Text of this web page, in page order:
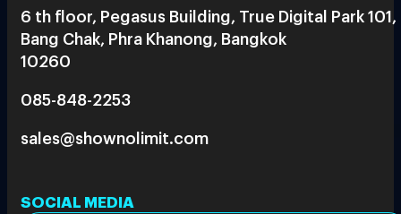
6 th floor, Pegasus Building, True Digital Park 101,
Bang Chak, Phra Khanong, Bangkok
10260
085-848-2253
sales@shownolimit.com
SOCIAL MEDIA